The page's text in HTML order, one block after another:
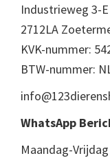
Industrieweg 3-E
2712LA
KVK-nummer:
BTW-nummer:
WhatsApp
Maandag-